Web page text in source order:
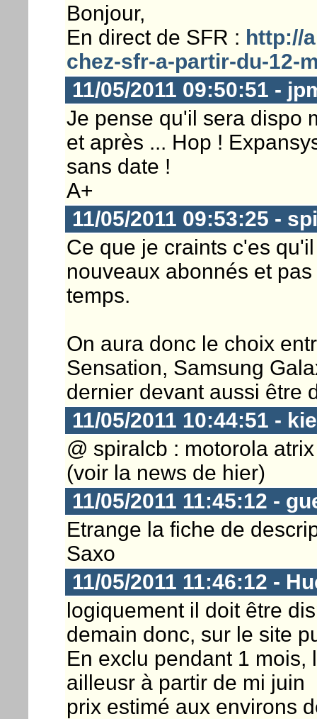
Bonjour,
En direct de SFR : http://
chez-sfr-a-partir-du-12-
11/05/2011 09:50:51 -
Je pense qu'il sera dispo
et après ... Hop !
sans date !
A+
11/05/2011 09:53:25 -
Ce que je craints c'es
nouveaux abonnés et
temps.
On aura donc le choix
Sensation, Samsung
dernier devant aussi être
11/05/2011 10:44:51 -
@ spiralcb : motorola
(voir la news de hier)
11/05/2011 11:45:12 -
Etrange la fiche de
Saxo
11/05/2011 11:46:12 -
logiquement il doit être
demain donc, sur le site
En exclu pendant 1
ailleusr à partir de mi juin
prix estimé aux environs